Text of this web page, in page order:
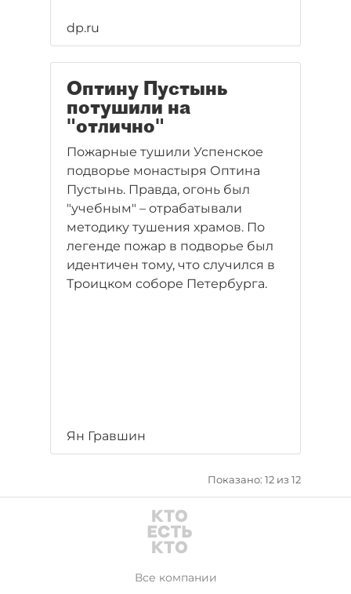
dp.ru
Оптину Пустынь
потушили на
"отлично"
Пожарные тушили Успенское
подворье монастыря Оптина
Пустынь. Правда, огонь был
"учебным" – отрабатывали
методику тушения храмов. По
легенде пожар в подворье был
идентичен тому, что случился в
Троицком соборе Петербурга.
Ян Гравшин
Показано: 12 из 12
Все компании